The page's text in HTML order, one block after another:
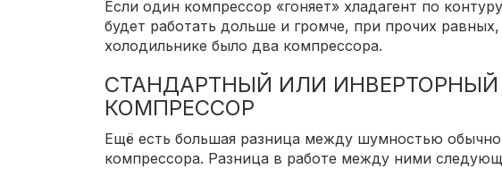
Если один компрессор «гоняет» хладагент по
будет работать дольше и громче, при прочих
холодильнике было два компрессора.
СТАНДАРТНЫЙ ИЛИ ИНВЕРТОРНЫЙ
КОМПРЕССОР
Ещё есть большая разница между шумностью
компрессора. Разница в работе между ними